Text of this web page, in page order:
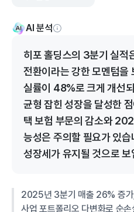
AI 분석
히포 홀딩스의 3분기 실
전환이라는 강한 모멘텀을
실률이 48%로 크게 개선
균형 잡힌 성장을 달성한
택 보험 부문의 감소와
능성은 주의할 필요가 있습
성장세가 유지될 것으로 보
2025년 3분기 매출 26% 증가
사업 포트폴리오 다변화로 순